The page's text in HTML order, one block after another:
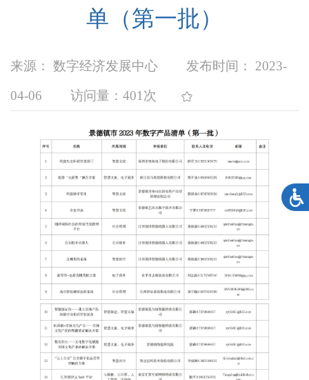
单（第一批）
来源： 数字经济发展中心 发布时间： 2023-
04-06 访问量： 401次